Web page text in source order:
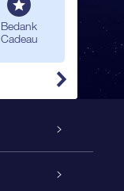
Bedank
Cadeau
voor
nog